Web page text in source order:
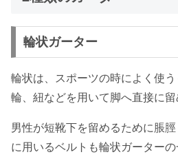
輪状ガーター
輪状は、スポーツの時によく使
輪、紐などを用いて脚へ直接に留
男性が短靴下を留めるために脹
に用いるベルトも輪状ガーター